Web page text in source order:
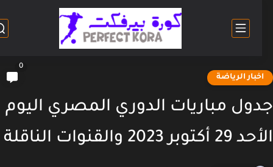
الرياضة
مباريات الدوري المصري اليوم
2023 والقنوات الناقلة